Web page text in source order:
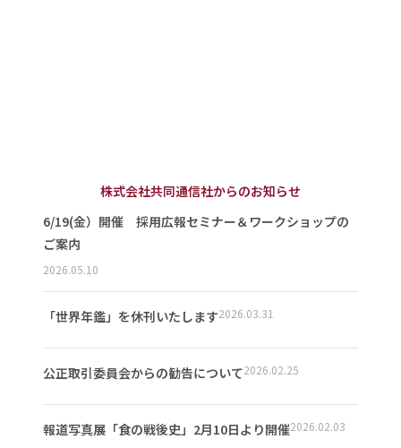
株式会社共同通信社からのお知らせ
6/19(金）開催 採用広報セミナー＆ワークショップの
ご案内
2026.05.10
「世界年鑑」を休刊いたします2026.03.31
公正取引委員会からの勧告について2026.02.25
報道写真展「食の戦後史」2月10日より開催2026.02.03